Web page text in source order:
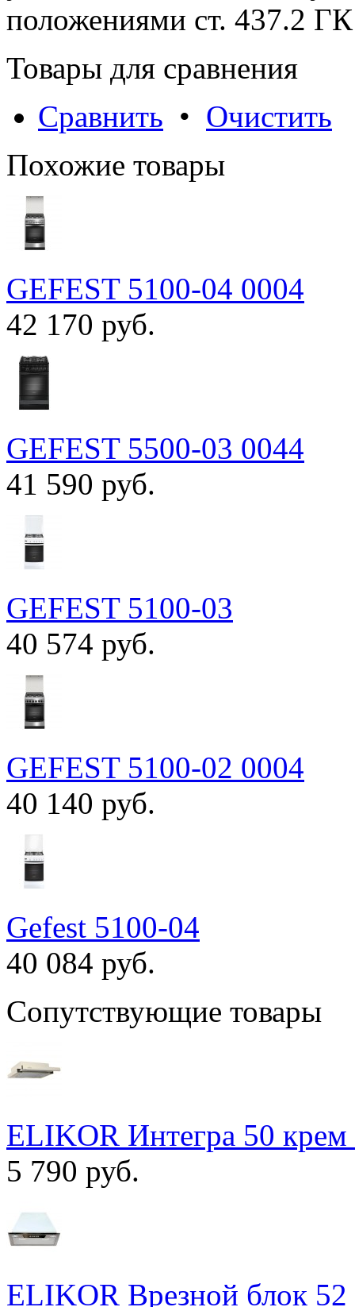
положениями cт. 437.2
Товары для сравнения
Сравнить • Очистить
Похожие товары
GEFEST 5100-04 0004
42 170 руб.
GEFEST 5500-03 0044
41 590 руб.
GEFEST 5100-03
40 574 руб.
GEFEST 5100-02 0004
40 140 руб.
Gefest 5100-04
40 084 руб.
Сопутствующие товары
ELIKOR Интегра 50
5 790 руб.
ELIKOR Врезной блок